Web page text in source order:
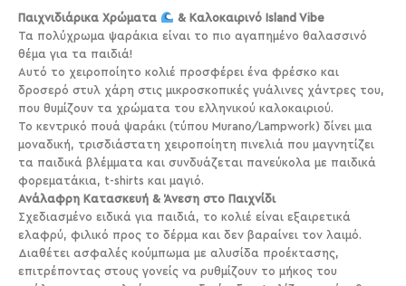
Παιχνιδιάρικα Χρώματα
& Καλοκαιρινό Island Vibe
Τα πολύχρωμα ψαράκια είναι το πιο αγαπημένο θαλασσινό
θέμα για τα παιδιά!
Αυτό το χειροποίητο κολιέ προσφέρει ένα φρέσκο και
δροσερό στυλ χάρη στις μικροσκοπικές γυάλινες χάντρες του,
που θυμίζουν τα χρώματα του ελληνικού καλοκαιριού.
Το κεντρικό πουά ψαράκι (τύπου Murano/Lampwork) δίνει μια
μοναδική, τρισδιάστατη χειροποίητη πινελιά που μαγνητίζει
τα παιδικά βλέμματα και συνδυάζεται πανεύκολα με παιδικά
φορεματάκια, t-shirts και μαγιό.
Ανάλαφρη Κατασκευή & Άνεση στο Παιχνίδι
Σχεδιασμένο ειδικά για παιδιά, το κολιέ είναι εξαιρετικά
ελαφρύ, φιλικό προς το δέρμα και δεν βαραίνει τον λαιμό.
Διαθέτει ασφαλές κούμπωμα με αλυσίδα προέκτασης,
επιτρέποντας στους γονείς να ρυθμίζουν το μήκος του